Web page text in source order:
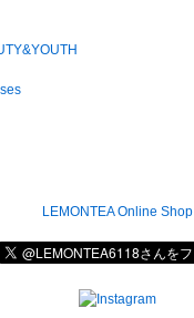
LEMONTEA Online Shop